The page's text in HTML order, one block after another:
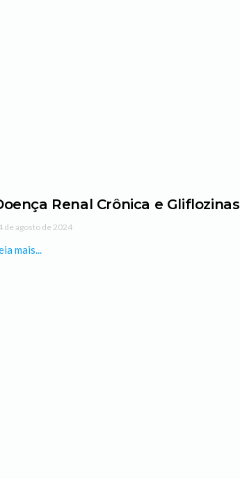
Renal Crônica e Gliflozinas
de agosto de 2024
mais...